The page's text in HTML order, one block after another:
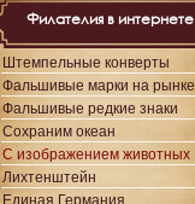
Филателия в интернете
Штемпельные конверты
Фальшивые марки на рынке
Фальшивые редкие знаки
Сохраним океан
С изображением животных
Лихтенштейн
Единая Германия